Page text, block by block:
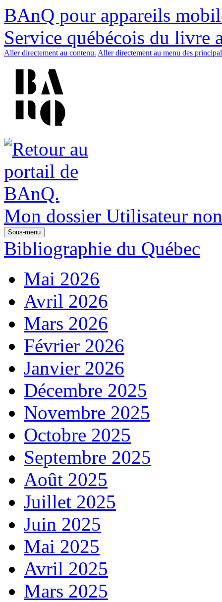
BAnQ pour appareils
Service québécois du livre
Aller directement au contenu. Aller directement au menu des
Mon dossier Utilisateur
Sous-menu
Bibliographie du Québec
Mai 2026
Avril 2026
Mars 2026
Février 2026
Janvier 2026
Décembre 2025
Novembre 2025
Octobre 2025
Septembre 2025
Août 2025
Juillet 2025
Juin 2025
Mai 2025
Avril 2025
Mars 2025